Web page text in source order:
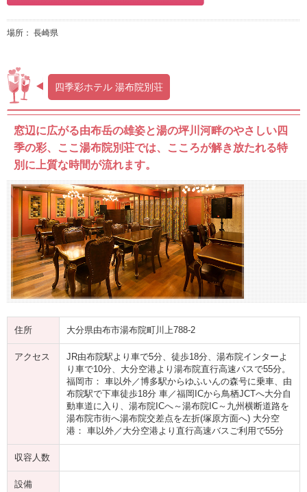
場所： 長崎県
四季彩ホテル 湯布院別荘
窓辺に広がる由布岳の雄姿と湯の坪川河畔のやさしい四
季の彩、ここ湯布院別荘では、こころが解き放たれる特
別に上質な時間が流れます。
住所 大分県由布市湯布院町川上788-2
アクセス
JR由布院駅より車で5分、徒歩18分、湯布院インターよ
り車で10分、大分空港より湯布院直行高速バスで55分。
福岡市： 車以外／博多駅からゆふいんの森号に乗車、由
布院駅で下車徒歩18分 車／福岡ICから鳥栖JCTへ大分自
動車道に入り、湯布院ICへ～湯布院IC～九州横断道路を
湯布院市街へ湯布院交差点を左折(塚原方面へ) 大分空
港： 車以外／大分空港より直行高速バスご利用で55分
収容人数
設備